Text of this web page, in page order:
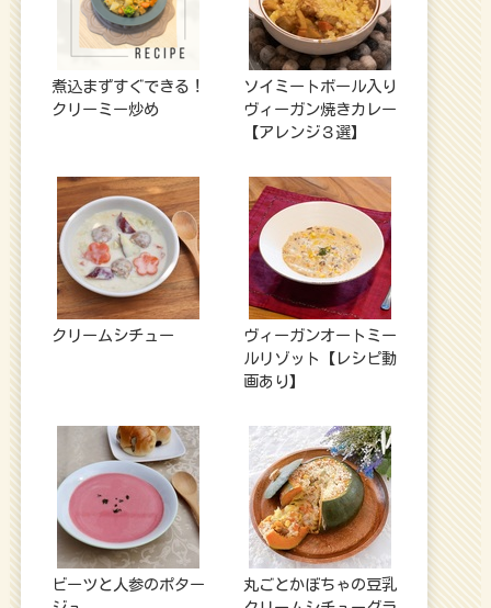
煮込まずすぐできる！
クリーミー炒め
ソイミートボール入り
ヴィーガン焼きカレー
【アレンジ３選】
クリームシチュー
ヴィーガンオートミー
ルリゾット【レシピ動
画あり】
ビーツと人参のポター
丸ごとかぼちゃの豆乳